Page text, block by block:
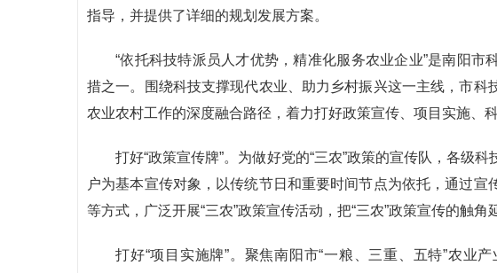
指导，并提供了详细的规划发展方案。
“依托科技特派员人才优势，精准化服务农业企业”是南阳
措之一。围绕科技支撑现代农业、助力乡村振兴这一主线，市科
农业农村工作的深度融合路径，着力打好政策宣传、项目实施、
打好“政策宣传牌”。为做好党的“三农”政策的宣传队，各级
户为基本宣传对象，以传统节日和重要时间节点为依托，通过
等方式，广泛开展“三农”政策宣传活动，把“三农”政策宣传的触角
打好“项目实施牌”。聚焦南阳市“一粮、三重、五特”农业